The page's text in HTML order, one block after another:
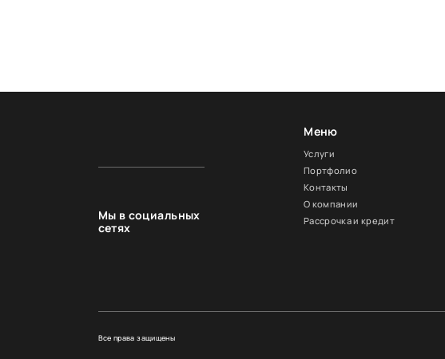
Мы в социальных
сетях
Меню
Услуги
Портфолио
Контакты
О компании
Рассрочка и кредит
Все права защищены